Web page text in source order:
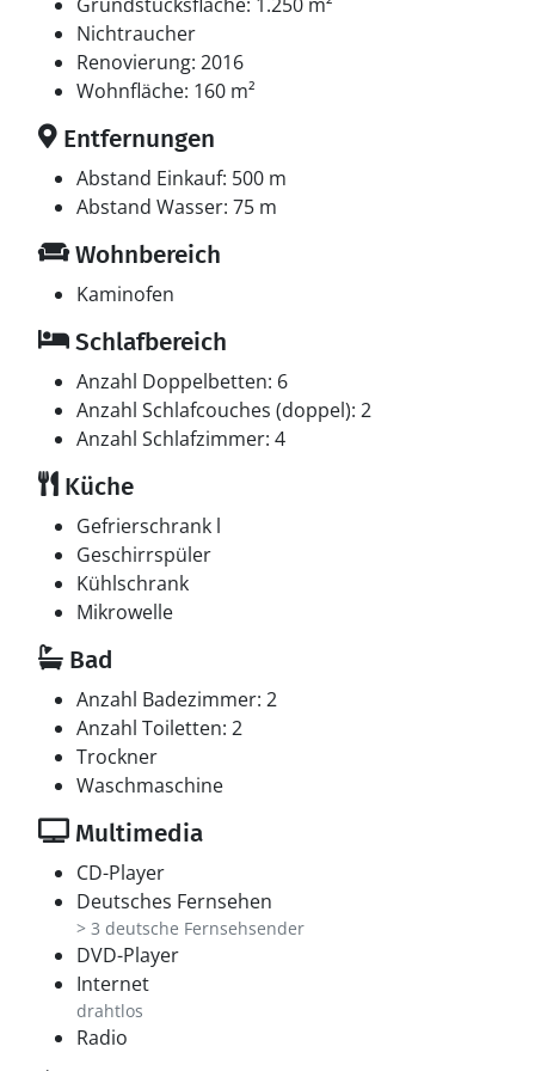
In der Ferienunterkunft gibt es 2 Fernseher. DVD-
Player. Stereoanlage. CD-Player. Mindestens 4
dänische Fernsehsender. 1-3 norwegische
Fernsehsender. Mindestens 4 deutsche
Fernsehsender. 1-3 englische Fernsehsender. Es steht
kabellose Internetverbindung zur Verfügung.
Entspannen Sie sich im Innen-Durchlauf-Whirlpool für
2 Personen.
Nichtraucher
Renovierung: 2016
Wohnfläche: 160 m²
Entfernungen
Abstand Einkauf: 500 m
Abstand Wasser: 75 m
Wohnbereich
Kaminofen
Schlafbereich
Anzahl Doppelbetten: 6
Anzahl Schlafcouches (doppel): 2
Anzahl Schlafzimmer: 4
Küche
Gefrierschrank l
Geschirrspüler
Kühlschrank
Mikrowelle
Bad
Anzahl Badezimmer: 2
Anzahl Toiletten: 2
Trockner
Waschmaschine
Multimedia
CD-Player
Deutsches Fernsehen
> 3 deutsche Fernsehsender
DVD-Player
Internet
drahtlos
Radio